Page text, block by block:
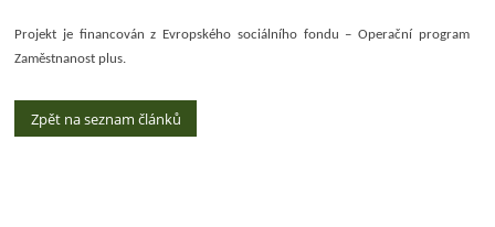
Projekt je financován z Evropského sociálního fondu – Operační program
Zaměstnanost plus.
Zpět na seznam článků